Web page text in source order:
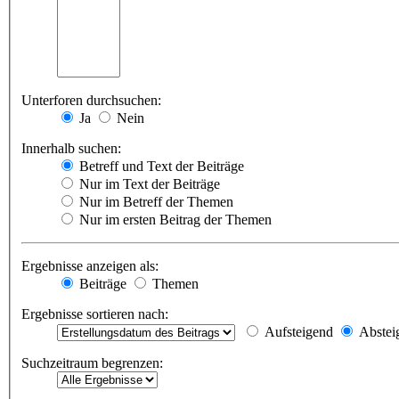
Unterforen durchsuchen:
Ja
Nein
Innerhalb suchen:
Betreff und Text der Beiträge
Nur im Text der Beiträge
Nur im Betreff der Themen
Nur im ersten Beitrag der Themen
Ergebnisse anzeigen als:
Beiträge
Themen
Ergebnisse sortieren nach:
Aufsteigend
Suchzeitraum begrenzen: